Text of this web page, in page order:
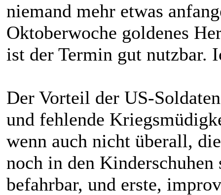
niemand mehr etwas
Oktoberwoche goldenes
ist der Termin gut nutzbar.
Der Vorteil der US-
und fehlende
wenn auch nicht überall,
noch in den Kinderschuhen
befahrbar, und erste,